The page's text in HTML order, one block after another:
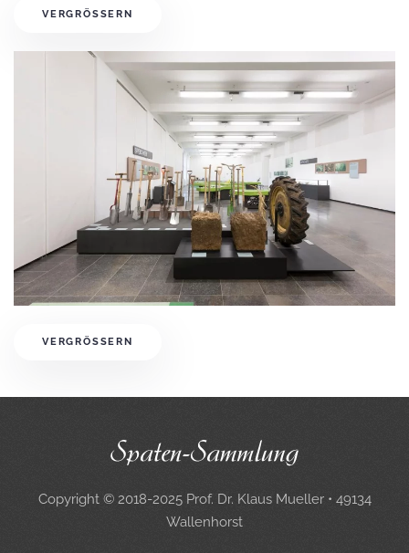
VERGRÖSSERN
VERGRÖSSERN
Copyright © 2018-2025 Prof. Dr. Klaus Mueller • 49134
Wallenhorst